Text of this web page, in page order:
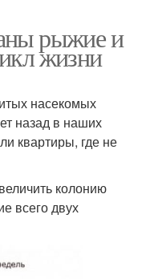
рыжие и
жизни
насекомых
назад в наших
квартиры, где не
колонию
всего двух